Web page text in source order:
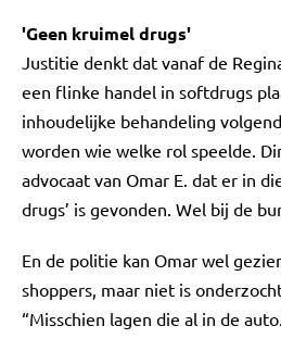
'Geen kruimel drugs'
Justitie denkt dat vanaf de
een flinke handel in softdrugs
inhoudelijke behandeling
worden wie welke rol speelde.
advocaat van Omar E. dat er in
drugs’ is gevonden. Wel bij de
En de politie kan Omar wel
shoppers, maar niet is
“Misschien lagen die al in de